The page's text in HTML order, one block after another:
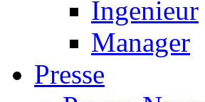
Ingenieur
Manager
Presse